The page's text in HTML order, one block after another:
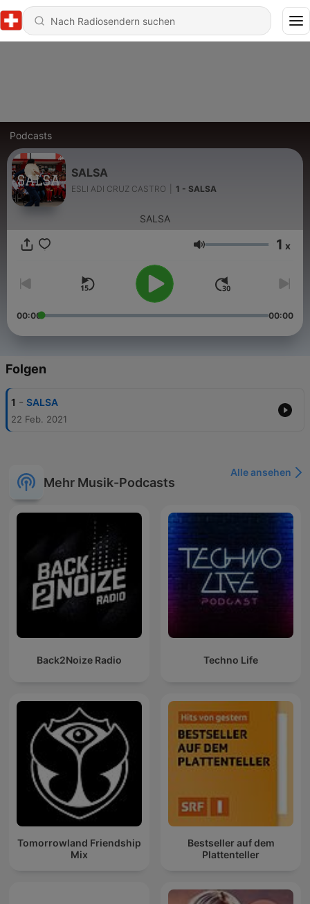
Podcasts
SALSA
ESLI ADI CRUZ CASTRO 1 - SALSA
SALSA
Lautstärke 1 x
00:00 00:00
Folgen
1 - SALSA
22 Feb. 2021
Mehr Musik-Podcasts
Alle ansehen
Back2Noize Radio Techno Life
Tomorrowland Friendship
Mix
Bestseller auf dem
Plattenteller